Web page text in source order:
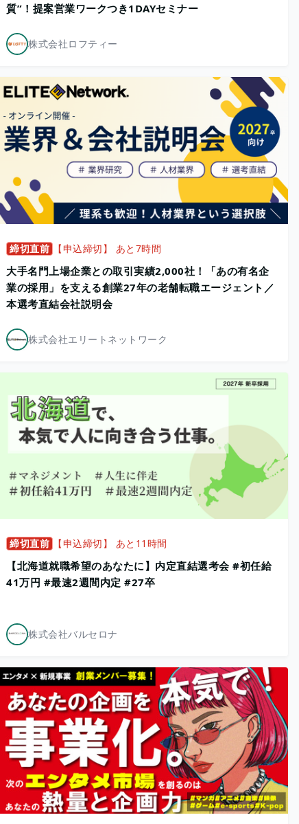
質”！提案営業ワークつき1DAYセミナー
株式会社ロフティー
締切直前 【申込締切】 あと7時間
大手名門上場企業との取引実績2,000社！「あの有名企
業の採用」を支える創業27年の老舗転職エージェント／
本選考直結会社説明会
株式会社エリートネットワーク
締切直前 【申込締切】 あと11時間
【北海道就職希望のあなたに】内定直結選考会 #初任給
41万円 #最速2週間内定 #27卒
株式会社バルセロナ